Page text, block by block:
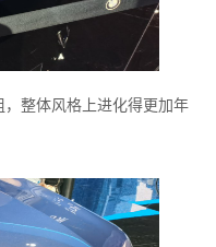
整体风格上进化得更加年